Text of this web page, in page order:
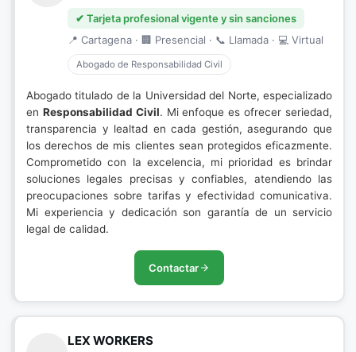
✔ Tarjeta profesional vigente y sin sanciones
📍 Cartagena · 🏢 Presencial · 📞 Llamada · 💻 Virtual
Abogado de Responsabilidad Civil
Abogado titulado de la Universidad del Norte, especializado
en Responsabilidad Civil. Mi enfoque es ofrecer seriedad,
transparencia y lealtad en cada gestión, asegurando que
los derechos de mis clientes sean protegidos eficazmente.
Comprometido con la excelencia, mi prioridad es brindar
soluciones legales precisas y confiables, atendiendo las
preocupaciones sobre tarifas y efectividad comunicativa.
Mi experiencia y dedicación son garantía de un servicio
legal de calidad.
Contactar
LEX WORKERS